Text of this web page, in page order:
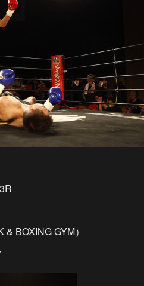
BOXING GYM）